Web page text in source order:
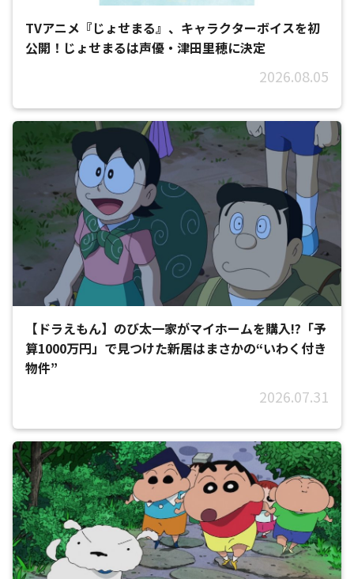
TVアニメ『じょせまる』、キャラクターボイスを初
公開！じょせまるは声優・津田里穂に決定
2026.08.05
【ドラえもん】のび太一家がマイホームを購入!?「予
算1000万円」で見つけた新居はまさかの“いわく付き
物件”
2026.07.31